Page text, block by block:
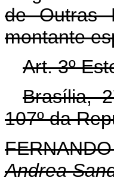
de Outras
montante
Art. 3º
Brasília,
107º da
Andrea